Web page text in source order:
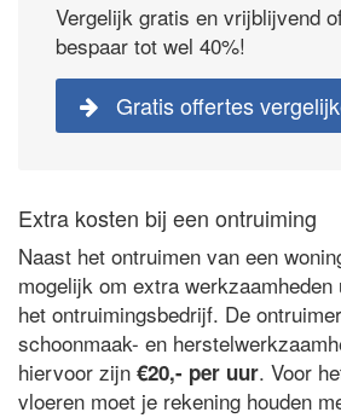
Vergelijk gratis en vrijblijvend
bespaar tot wel 40%!
Gratis offertes
Extra kosten bij een ontruiming
Naast het ontruimen van een
mogelijk om extra
het ontruimingsbedrijf. De
schoonmaak- en
hiervoor zijn €20,- per uur. Voor
vloeren moet je rekening houden